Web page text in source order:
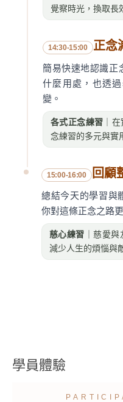
覺察時光，換取長
14:30-15:00 正念
簡易快速地認識正
什麼用處，也透
變。
各式正念練習 ｜
念練習的多元與實
15:00-16:00 回顧
總結今天的學習與
你對這條正念之路
慈心練習 ｜慈愛
減少人生的煩惱與
學員體驗